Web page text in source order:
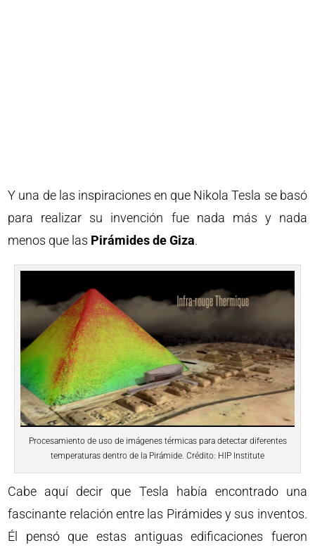
Y una de las inspiraciones en que Nikola Tesla se basó
para realizar su invención fue nada más y nada
menos que las Pirámides de Giza.
Procesamiento de uso de imágenes térmicas para detectar diferentes
temperaturas dentro de la Pirámide. Crédito: HIP Institute
Cabe aquí decir que Tesla había encontrado una
fascinante relación entre las Pirámides y sus inventos.
Él pensó que estas antiguas edificaciones fueron